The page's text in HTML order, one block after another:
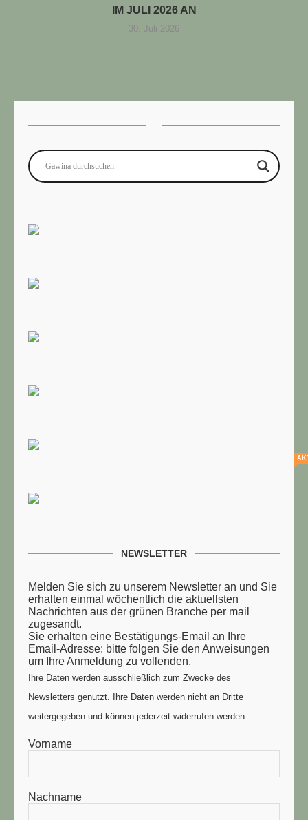
IM JULI 2026 AN
30. Juli 2026
NEWSLETTER
Melden Sie sich zu unserem Newsletter an und Sie
erhalten einmal wöchentlich die aktuellsten
Nachrichten aus der grünen Branche per mail
zugesandt.
Sie erhalten eine Bestätigungs-Email an Ihre
Email-Adresse: bitte folgen Sie den Anweisungen
um Ihre Anmeldung zu vollenden.
Ihre Daten werden ausschließlich zum Zwecke des
Newsletters genutzt. Ihre Daten werden nicht an Dritte
weitergegeben und können jederzeit widerrufen werden.
Vorname
Nachname